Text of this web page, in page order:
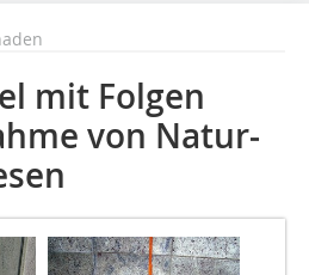
mit Folgen
von Natur­